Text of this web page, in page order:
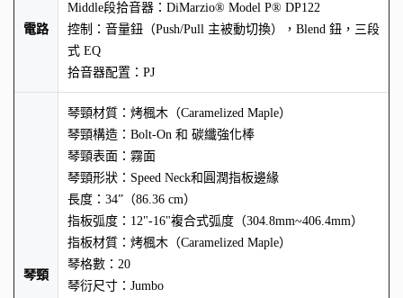
電路
Middle段拾音器：DiMarzio® Model P® DP122
控制：音量鈕（Push/Pull 主被動切換），Blend 鈕，三段
式 EQ
拾音器配置：PJ
琴頸
琴頸材質：烤楓木（Caramelized Maple）
琴頸構造：Bolt-On 和 碳纖強化棒
琴頸表面：霧面
琴頸形狀：Speed Neck和圓潤指板邊緣
長度：34”（86.36 cm）
指板弧度：12"-16"複合式弧度（304.8mm~406.4mm）
指板材質：烤楓木（Caramelized Maple）
琴格數：20
琴衍尺寸：Jumbo